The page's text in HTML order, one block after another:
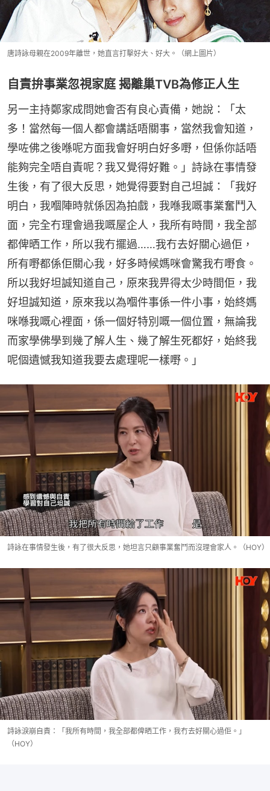
唐詩詠母親在2009年離世，她直言打擊好大、好大。（網上圖片）
自責拚事業忽視家庭 揭離巢TVB為修正人生
另一主持鄭家成問她會否有良心責備，她說：「太
多！當然每一個人都會講話唔關事，當然我會知道，
學咗佛之後喺呢方面我會好明白好多嘢，但係你話唔
能夠完全唔自責呢？我又覺得好難。」詩詠在事情發
生後，有了很大反思，她覺得要對自己坦誠：「我好
明白，我嗰陣時就係因為拍戲，我喺我嘅事業奮鬥入
面，完全冇理會過我嘅屋企人，我所有時間，我全部
都俾晒工作，所以我冇擺過……我冇去好關心過佢，
所有嘢都係佢關心我，好多時候媽咪會驚我冇嘢食。
所以我好坦誠知道自己，原來我畀得太少時間佢，我
好坦誠知道，原來我以為嗰件事係一件小事，始終媽
咪喺我嘅心裡面，係一個好特別嘅一個位置，無論我
而家學佛學到幾了解人生、幾了解生死都好，始終我
呢個遺憾我知道我要去處理呢一樣嘢。」
詩詠在事情發生後，有了很大反思，她坦言只顧事業奮鬥而沒理會家人。（HOY）
詩詠淚崩自責：「我所有時間，我全部都俾晒工作，我冇去好關心過佢。」
（HOY）